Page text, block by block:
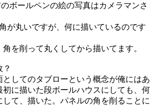
ボールペンの絵の写真はカメラマンさ
が丸いですが、何に描いているのです
を削って丸くしてから描いてます。
してのタブローという概念が俺にはあ
初に描いた段ボールハウスにしても、何
て、描いた。パネルの角を削ることに